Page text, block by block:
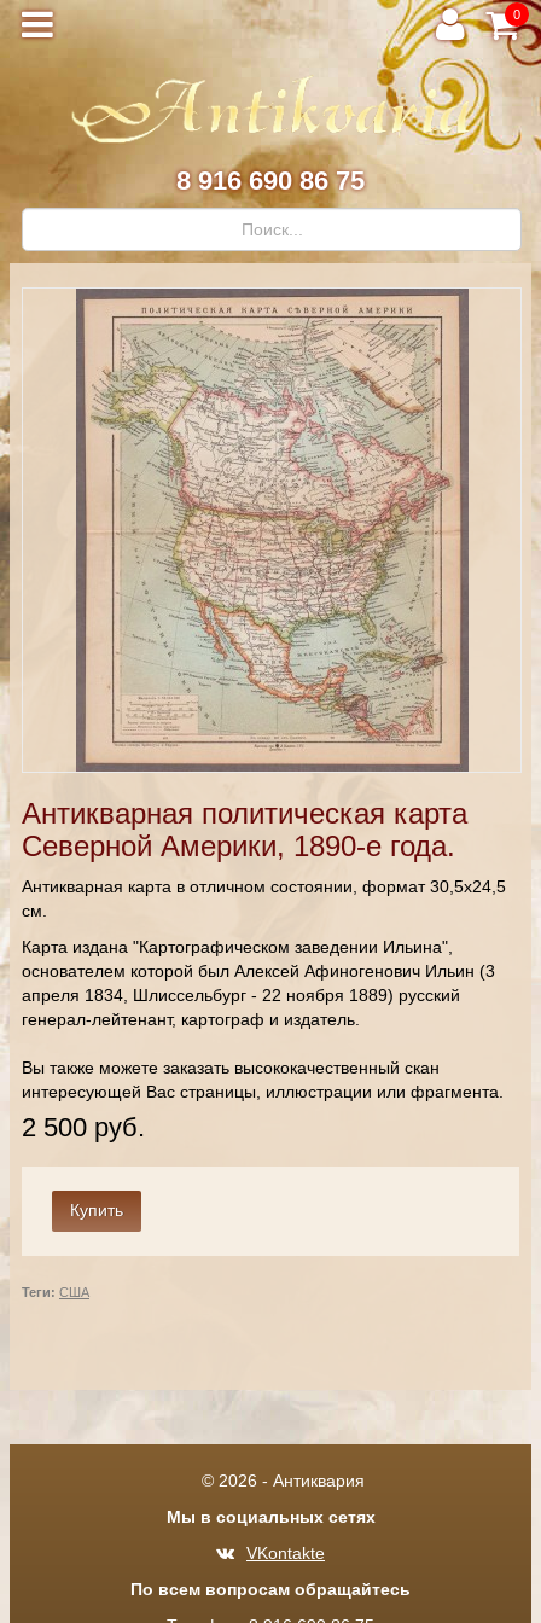
0
8 916 690 86 75
Антикварная политическая карта
Северной Америки, 1890-е года.
Антикварная карта в отличном состоянии, формат 30,5х24,5
см.
Карта издана "Картографическом заведении Ильина",
основателем которой был Алексей Афиногенович Ильин (3
апреля 1834, Шлиссельбург - 22 ноября 1889) русский
генерал-лейтенант, картограф и издатель.
Вы также можете заказать высококачественный скан
интересующей Вас страницы, иллюстрации или фрагмента.
2 500 руб.
Теги: США
© 2026 - Антиквария
Мы в социальных сетях
VKontakte
По всем вопросам обращайтесь